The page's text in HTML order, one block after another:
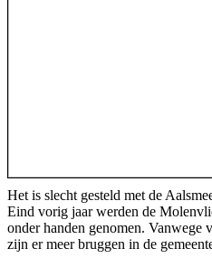
Het is slecht gesteld met de
Eind vorig jaar werden de
onder handen genomen. Vanwege
zijn er meer bruggen in de